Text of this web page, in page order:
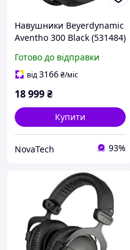
Навушники Beyerdynamic
Aventho 300 Black (531484)
Готово до відправки
від3166₴/міс
18 999₴
Купити
NovaTech 93%